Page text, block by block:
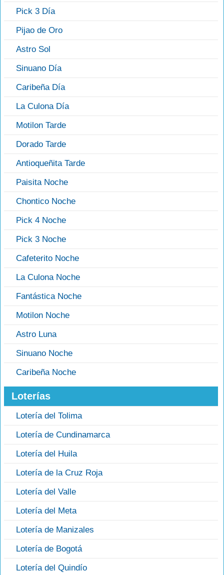
Pick 3 Día
Pijao de Oro
Astro Sol
Sinuano Día
Caribeña Día
La Culona Día
Motilon Tarde
Dorado Tarde
Antioqueñita Tarde
Paisita Noche
Chontico Noche
Pick 4 Noche
Pick 3 Noche
Cafeterito Noche
La Culona Noche
Fantástica Noche
Motilon Noche
Astro Luna
Sinuano Noche
Caribeña Noche
Loterías
Lotería del Tolima
Lotería de Cundinamarca
Lotería del Huila
Lotería de la Cruz Roja
Lotería del Valle
Lotería del Meta
Lotería de Manizales
Lotería de Bogotá
Lotería del Quindío